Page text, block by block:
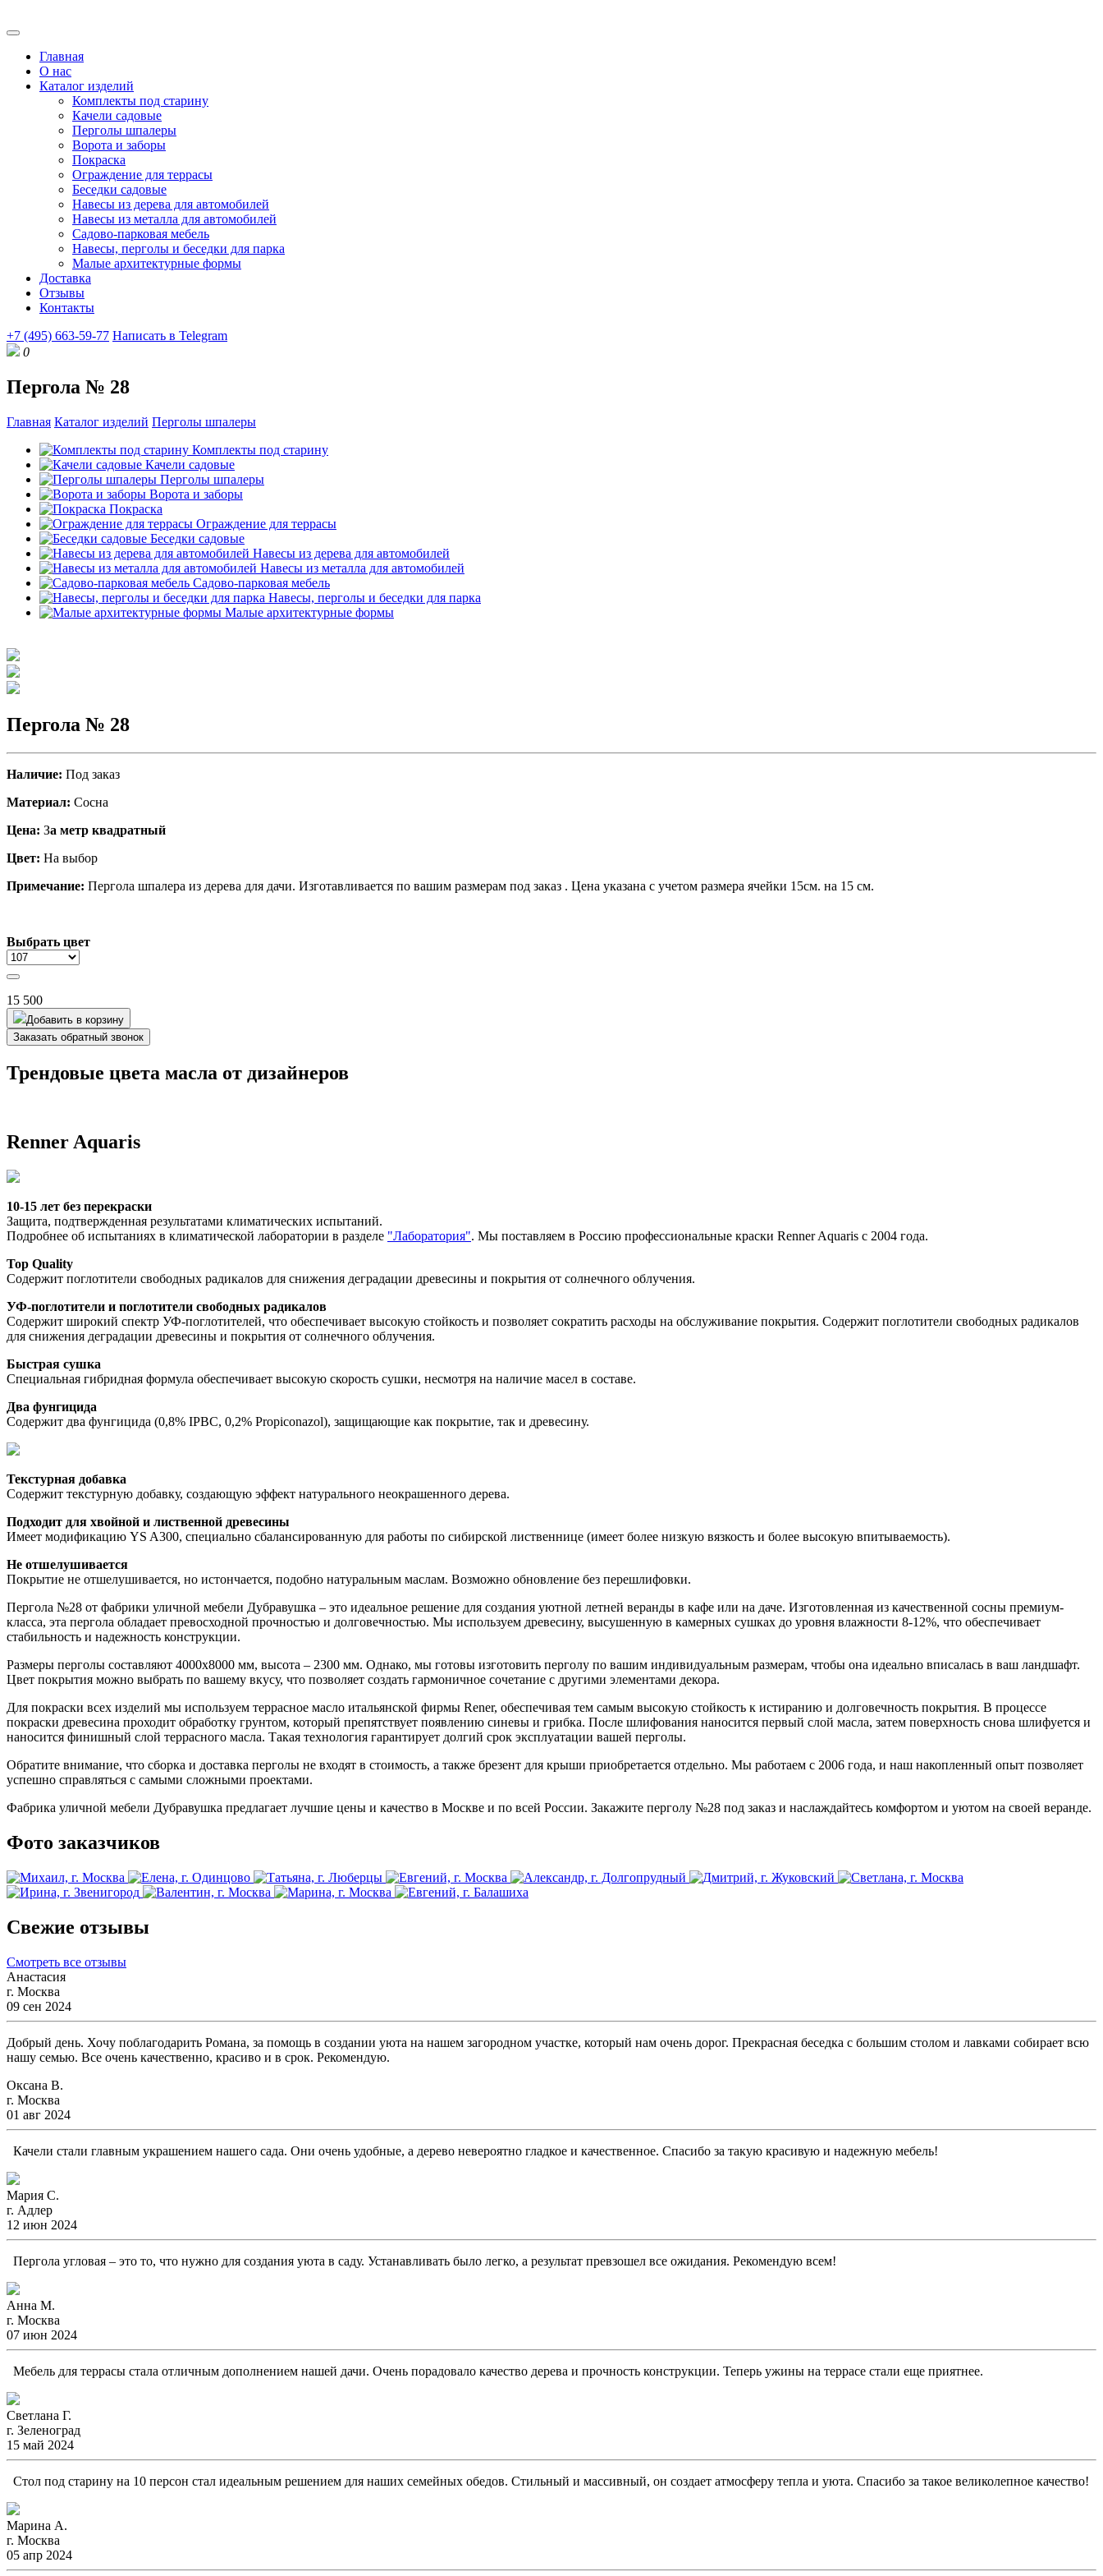
Главная
О нас
Каталог изделий
Комплекты под старину
Качели садовые
Перголы шпалеры
Ворота и заборы
Покраска
Ограждение для террасы
Беседки садовые
Навесы из дерева для автомобилей
Навесы из металла для автомобилей
Садово-парковая мебель
Навесы, перголы и беседки для парка
Малые архитектурные формы
Доставка
Отзывы
Контакты
+7 (495) 663-59-77 Написать в Telegram
0
Пергола № 28
Главная Каталог изделий Перголы шпалеры
Комплекты под старину
Качели садовые
Перголы шпалеры
Ворота и заборы
Покраска
Ограждение для террасы
Беседки садовые
Навесы из дерева для автомобилей
Навесы из металла для автомобилей
Садово-парковая мебель
Навесы, перголы и беседки для парка
Малые архитектурные формы
Пергола № 28
Наличие: Под заказ
Материал: Сосна
Цена: За метр квадратный
Цвет: На выбор
Примечание: Пергола шпалера из дерева для дачи. Изготавливается по вашим размерам под заказ . Цена указана с учетом размера ячейки 15см. на 15 см.
Выбрать цвет
15 500
Добавить в корзину
Заказать обратный звонок
Трендовые цвета масла от дизайнеров
Renner Aquaris
10-15 лет без перекраски
Защита, подтвержденная результатами климатических испытаний.
Подробнее об испытаниях в климатической лаборатории в разделе "Лаборатория". Мы поставляем в Россию профессиональные краски Renner Aquaris с 2004 года.
Top Quality
Содержит поглотители свободных радикалов для снижения деградации древесины и покрытия от солнечного облучения.
УФ-поглотители и поглотители свободных радикалов
Содержит широкий спектр УФ-поглотителей, что обеспечивает высокую стойкость и позволяет сократить расходы на обслуживание покрытия. Содержит поглотители свободных радикалов
для снижения деградации древесины и покрытия от солнечного облучения.
Быстрая сушка
Специальная гибридная формула обеспечивает высокую скорость сушки, несмотря на наличие масел в составе.
Два фунгицида
Содержит два фунгицида (0,8% IPBC, 0,2% Propiconazol), защищающие как покрытие, так и древесину.
Текстурная добавка
Содержит текстурную добавку, создающую эффект натурального неокрашенного дерева.
Подходит для хвойной и лиственной древесины
Имеет модификацию YS A300, специально сбалансированную для работы по сибирской лиственнице (имеет более низкую вязкость и более высокую впитываемость).
Не отшелушивается
Покрытие не отшелушивается, но истончается, подобно натуральным маслам. Возможно обновление без перешлифовки.
Пергола №28 от фабрики уличной мебели Дубравушка – это идеальное решение для создания уютной летней веранды в кафе или на даче. Изготовленная из качественной сосны премиум-
класса, эта пергола обладает превосходной прочностью и долговечностью. Мы используем древесину, высушенную в камерных сушках до уровня влажности 8-12%, что обеспечивает
стабильность и надежность конструкции.
Размеры перголы составляют 4000х8000 мм, высота – 2300 мм. Однако, мы готовы изготовить перголу по вашим индивидуальным размерам, чтобы она идеально вписалась в ваш ландшафт.
Цвет покрытия можно выбрать по вашему вкусу, что позволяет создать гармоничное сочетание с другими элементами декора.
Для покраски всех изделий мы используем террасное масло итальянской фирмы Rener, обеспечивая тем самым высокую стойкость к истиранию и долговечность покрытия. В процессе
покраски древесина проходит обработку грунтом, который препятствует появлению синевы и грибка. После шлифования наносится первый слой масла, затем поверхность снова шлифуется и
наносится финишный слой террасного масла. Такая технология гарантирует долгий срок эксплуатации вашей перголы.
Обратите внимание, что сборка и доставка перголы не входят в стоимость, а также брезент для крыши приобретается отдельно. Мы работаем с 2006 года, и наш накопленный опыт позволяет
успешно справляться с самыми сложными проектами.
Фабрика уличной мебели Дубравушка предлагает лучшие цены и качество в Москве и по всей России. Закажите перголу №28 под заказ и наслаждайтесь комфортом и уютом на своей веранде.
Фото заказчиков
Свежие отзывы
Смотреть все отзывы
Анастасия
г. Москва
09 сен 2024
Добрый день. Хочу поблагодарить Романа, за помощь в создании уюта на нашем загородном участке, который нам очень дорог. Прекрасная беседка с большим столом и лавками собирает всю
нашу семью. Все очень качественно, красиво и в срок. Рекомендую.
Оксана В.
г. Москва
01 авг 2024
Качели стали главным украшением нашего сада. Они очень удобные, а дерево невероятно гладкое и качественное. Спасибо за такую красивую и надежную мебель!
Мария С.
г. Адлер
12 июн 2024
Пергола угловая – это то, что нужно для создания уюта в саду. Устанавливать было легко, а результат превзошел все ожидания. Рекомендую всем!
Анна М.
г. Москва
07 июн 2024
Мебель для террасы стала отличным дополнением нашей дачи. Очень порадовало качество дерева и прочность конструкции. Теперь ужины на террасе стали еще приятнее.
Светлана Г.
г. Зеленоград
15 май 2024
Стол под старину на 10 персон стал идеальным решением для наших семейных обедов. Стильный и массивный, он создает атмосферу тепла и уюта. Спасибо за такое великолепное качество!
Марина А.
г. Москва
05 апр 2024